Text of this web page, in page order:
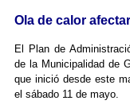
Ola de calor
El Plan de
de la Municipalidad de
que inició desde este
el sábado 11 de mayo.